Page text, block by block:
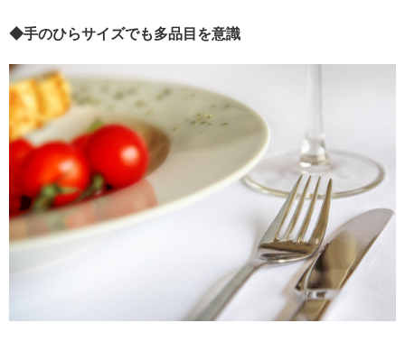
◆手のひらサイズでも多品目を意識